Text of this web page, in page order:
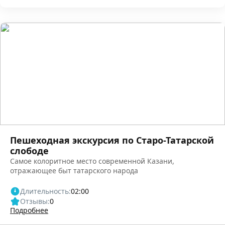
Пешеходная экскурсия по Старо-Татарской
слободе
Самое колоритное место современной Казани,
отражающее быт татарского народа
Длительность:02:00
Отзывы:0
Подробнее